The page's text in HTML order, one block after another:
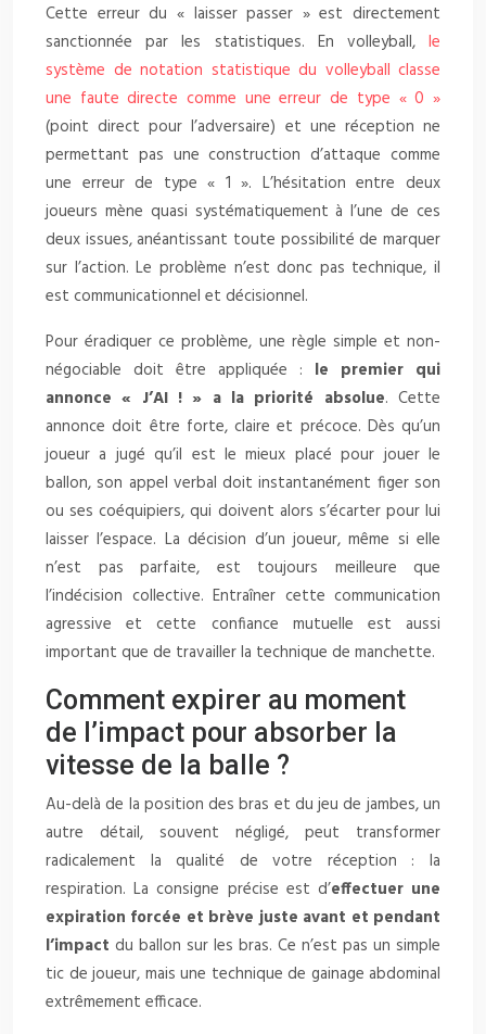
Cette erreur du « laisser passer » est directement
sanctionnée par les statistiques. En volleyball, le
système de notation statistique du volleyball classe
une faute directe comme une erreur de type « 0 »
(point direct pour l’adversaire) et une réception ne
permettant pas une construction d’attaque comme
une erreur de type « 1 ». L’hésitation entre deux
joueurs mène quasi systématiquement à l’une de ces
deux issues, anéantissant toute possibilité de marquer
sur l’action. Le problème n’est donc pas technique, il
est communicationnel et décisionnel.
Pour éradiquer ce problème, une règle simple et non-
négociable doit être appliquée : le premier qui
annonce « J’AI ! » a la priorité absolue. Cette
annonce doit être forte, claire et précoce. Dès qu’un
joueur a jugé qu’il est le mieux placé pour jouer le
ballon, son appel verbal doit instantanément figer son
ou ses coéquipiers, qui doivent alors s’écarter pour lui
laisser l’espace. La décision d’un joueur, même si elle
n’est pas parfaite, est toujours meilleure que
l’indécision collective. Entraîner cette communication
agressive et cette confiance mutuelle est aussi
important que de travailler la technique de manchette.
Comment expirer au moment
de l’impact pour absorber la
vitesse de la balle ?
Au-delà de la position des bras et du jeu de jambes, un
autre détail, souvent négligé, peut transformer
radicalement la qualité de votre réception : la
respiration. La consigne précise est d’effectuer une
expiration forcée et brève juste avant et pendant
l’impact du ballon sur les bras. Ce n’est pas un simple
tic de joueur, mais une technique de gainage abdominal
extrêmement efficace.